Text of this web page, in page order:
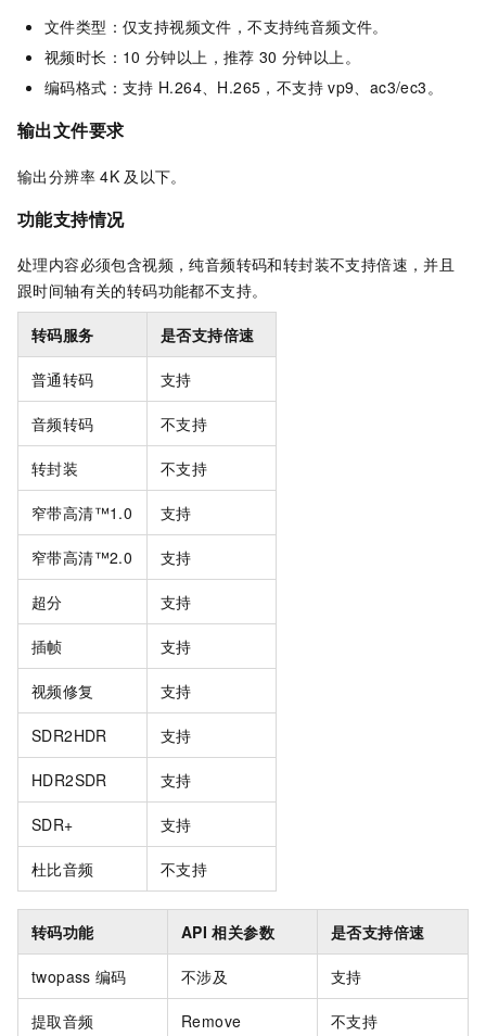
文件类型：仅支持视频文件，不支持纯音频文件。
视频时长：10 分钟以上，推荐 30 分钟以上。
编码格式：支持 H.264、H.265，不支持 vp9、ac3/ec3。
输出文件要求
输出分辨率 4K 及以下。
功能支持情况
处理内容必须包含视频，纯音频转码和转封装不支持倍速，并且
跟时间轴有关的转码功能都不支持。
转码服务 是否支持倍速
普通转码 支持
音频转码 不支持
转封装 不支持
窄带高清™1.0 支持
窄带高清™2.0 支持
超分 支持
插帧 支持
视频修复 支持
SDR2HDR 支持
HDR2SDR 支持
SDR+ 支持
杜比音频 不支持
转码功能 API 相关参数 是否支持倍速
twopass 编码 不涉及 支持
提取音频 Remove 不支持